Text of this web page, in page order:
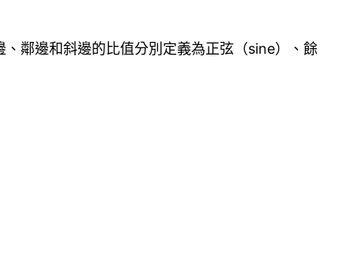
鄰邊和斜邊的比值分別定義為正弦（sine）、餘